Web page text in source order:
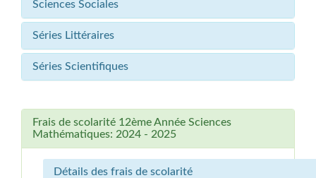
Sciences Sociales
Séries Littéraires
Séries Scientifiques
Frais de scolarité 12ème Année Sciences
Mathématiques: 2024 - 2025
Détails des frais de scolarité